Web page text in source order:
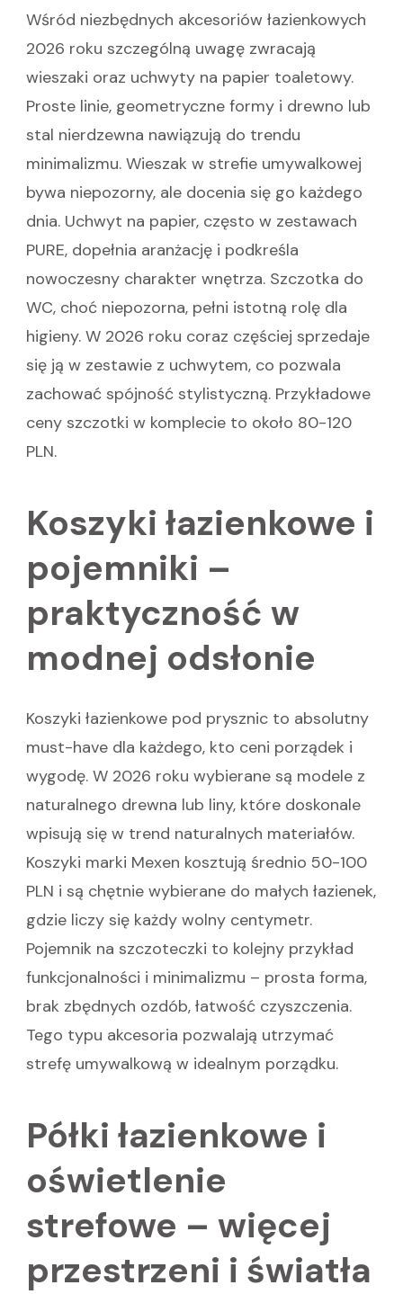
Wśród niezbędnych akcesoriów łazienkowych
2026 roku szczególną uwagę zwracają
wieszaki oraz uchwyty na papier toaletowy.
Proste linie, geometryczne formy i drewno lub
stal nierdzewna nawiązują do trendu
minimalizmu. Wieszak w strefie umywalkowej
bywa niepozorny, ale docenia się go każdego
dnia. Uchwyt na papier, często w zestawach
PURE, dopełnia aranżację i podkreśla
nowoczesny charakter wnętrza. Szczotka do
WC, choć niepozorna, pełni istotną rolę dla
higieny. W 2026 roku coraz częściej sprzedaje
się ją w zestawie z uchwytem, co pozwala
zachować spójność stylistyczną. Przykładowe
ceny szczotki w komplecie to około 80-120
PLN.
Koszyki łazienkowe i
pojemniki –
praktyczność w
modnej odsłonie
Koszyki łazienkowe pod prysznic to absolutny
must-have dla każdego, kto ceni porządek i
wygodę. W 2026 roku wybierane są modele z
naturalnego drewna lub liny, które doskonale
wpisują się w trend naturalnych materiałów.
Koszyki marki Mexen kosztują średnio 50-100
PLN i są chętnie wybierane do małych łazienek,
gdzie liczy się każdy wolny centymetr.
Pojemnik na szczoteczki to kolejny przykład
funkcjonalności i minimalizmu – prosta forma,
brak zbędnych ozdób, łatwość czyszczenia.
Tego typu akcesoria pozwalają utrzymać
strefę umywalkową w idealnym porządku.
Półki łazienkowe i
oświetlenie
strefowe – więcej
przestrzeni i światła